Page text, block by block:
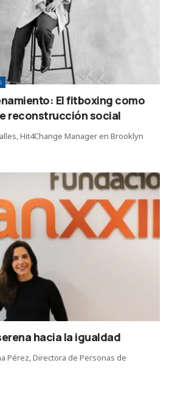
El fitboxing como
reconstrucción social
Hit4Change Manager en Brooklyn
hacia la igualdad
Pérez, Directora de Personas de